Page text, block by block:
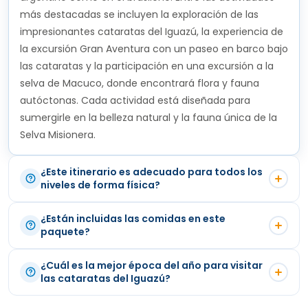
contacto con la naturaleza desde dentro. Una
vez en Puerto Macuco, embarcaremos en las
lanchas con las que remontaremos el río Iguazú
durante 6km, hasta sentir en nuestro cuerpo la
cascada del Salto San Martín, una de las más
bellas de todo el sistema de cataratas.
sobre la naturaleza y la cultura argentina. De
acuerdo a su itinerario, nuestro guía lo
acompañará al aeropuerto para que pueda
continuar su viaje.
más destacadas se incluyen la exploración de las
impresionantes cataratas del Iguazú, la experiencia de
la excursión Gran Aventura con un paseo en barco bajo
las cataratas y la participación en una excursión a la
selva de Macuco, donde encontrará flora y fauna
autóctonas. Cada actividad está diseñada para
sumergirle en la belleza natural y la fauna única de la
Selva Misionera.
¿Este itinerario es adecuado para todos los
niveles de forma física?
caminar por senderos, excursiones por la selva y el
poco de turbulencia cerca de las cataratas. Aunque la
mayoría de las caminatas se realizan por senderos en
buen estado, recomendamos que los participantes
¿Están incluidas las comidas en este
paquete?
Iguazú. Los almuerzos y cenas no están cubiertos, lo
¿Cuál es la mejor época del año para visitar
las cataratas del Iguazú?